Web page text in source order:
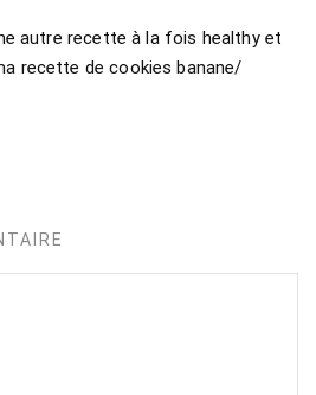
autre recette à la fois healthy et
recette de cookies banane/